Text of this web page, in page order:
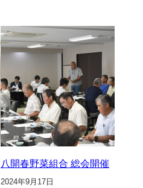
八開春野菜組合 総会開催
2024年9月17日